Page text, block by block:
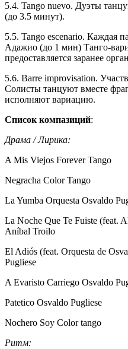
5.4. Tango nuevo. Дуэты
(до 3.5 минут).
5.5. Tango escenario. Каждая
Адажио (до 1 мин) Танго-
предоставляется заранее
5.6. Barre improvisation.
Солисты танцуют вместе
исполняют вариацию.
Список компазиций:
Драма / Лирика:
A Mis Viejos Forever Tango
Negracha Color Tango
La Yumba Orquesta Osvaldo
La Noche Que Te Fuiste (feat.
Aníbal Troilo
El Adiós (feat. Orquesta de
Pugliese
A Evaristo Carriego Osvaldo
Patetico Osvaldo Pugliese
Nochero Soy Color tango
Ритм: